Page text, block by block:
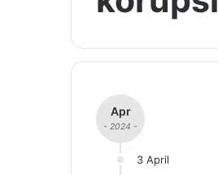
Apr
- 2024 -
3 April